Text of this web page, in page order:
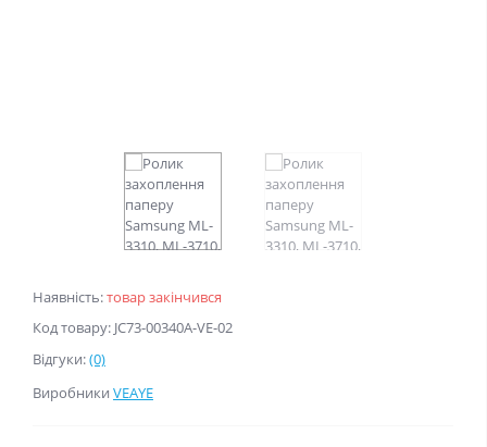
Наявність:товар закінчився
Код товару: JC73-00340A-VE-02
Відгуки:(0)
Виробники VEAYE